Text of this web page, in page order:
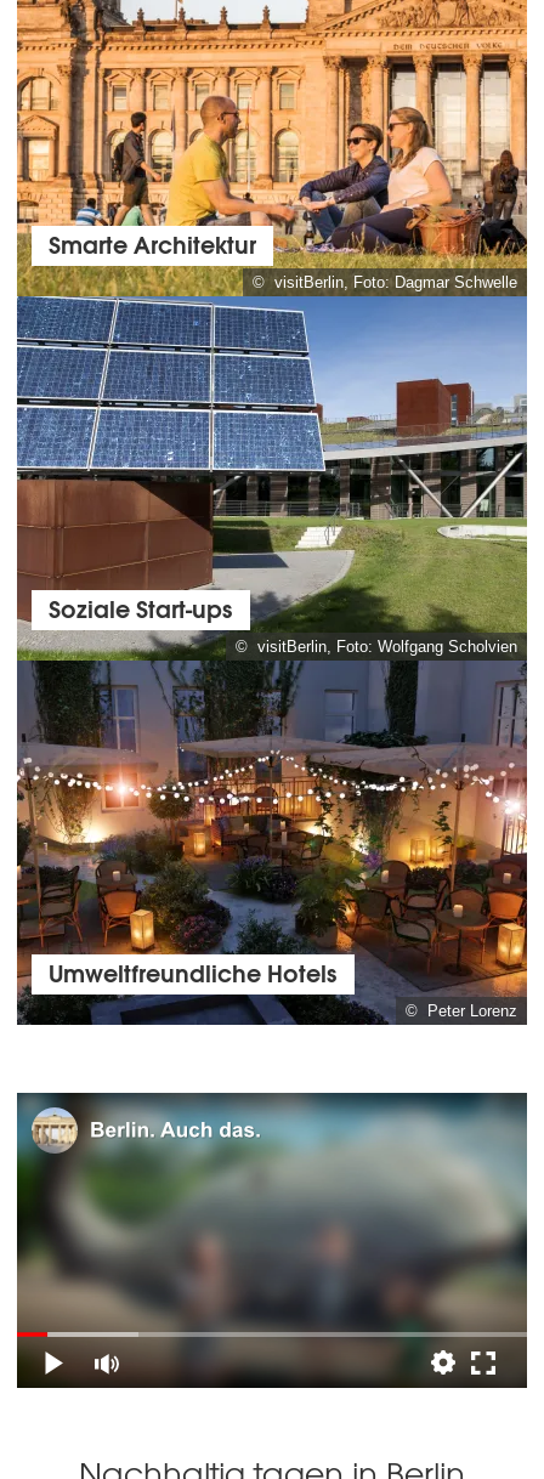
© visitBerlin, Foto: Dagmar Schwelle
Smarte Architektur
© visitBerlin, Foto: Wolfgang Scholvien
Soziale Start-ups
© Peter Lorenz
Umweltfreundliche Hotels